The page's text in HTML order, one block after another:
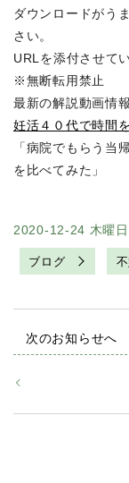
ダウンロードがう
さい。
URLを添付させて
※無断転用禁止
最新の解説動画情報
妊活４０代で時間
「病院でもらう当
を比べてみた」
2020-12-24 木曜日
ブログ
次のお知らせへ